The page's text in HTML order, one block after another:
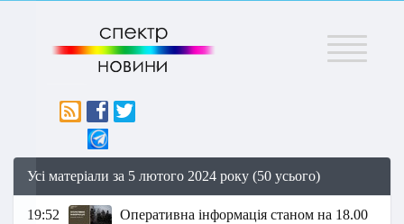
Меню
Усі матеріали за 5 лютого 2024 року (50 усього)
19:52
Оперативна інформація станом на 18.00